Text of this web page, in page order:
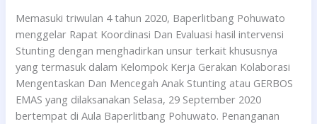
Memasuki triwulan 4 tahun 2020, Baperlitbang Pohuwato
menggelar Rapat Koordinasi Dan Evaluasi hasil intervensi
Stunting dengan menghadirkan unsur terkait khususnya
yang termasuk dalam Kelompok Kerja Gerakan Kolaborasi
Mengentaskan Dan Mencegah Anak Stunting atau GERBOS
EMAS yang dilaksanakan Selasa, 29 September 2020
bertempat di Aula Baperlitbang Pohuwato. Penanganan